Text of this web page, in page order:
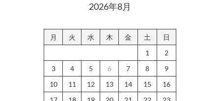
2026年8月
月 火 水 木 金 土
日
1
2
3
4 5 6 7 8
9
10
11 12 13 14 15
16